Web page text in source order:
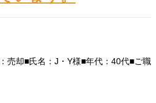
売却■氏名：J・Y様■年代：40代■ご職